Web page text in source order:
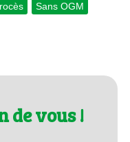
Sans OGM
de vous !